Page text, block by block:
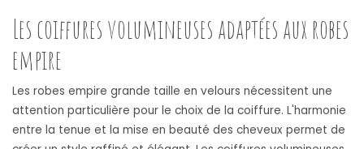
Les coiffures volumineuses adaptées aux robes
empire
Les robes empire grande taille en velours nécessitent une
attention particulière pour le choix de la coiffure. L'harmonie
entre la tenue et la mise en beauté des cheveux permet de